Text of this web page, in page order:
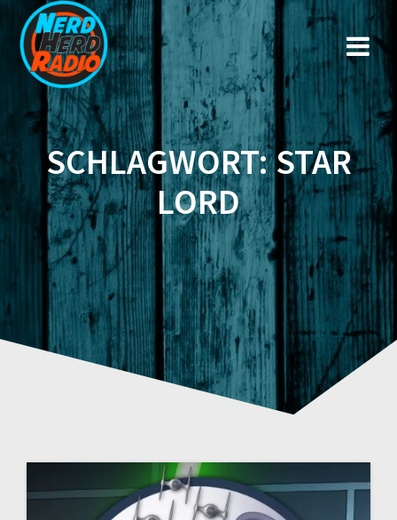
Zum
Inhalt
springen
SCHLAGWORT:STAR
LORD